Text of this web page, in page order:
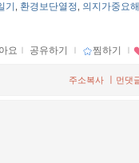
기 , 환경보단열정, 의지가중요해
요 ｌ 공유하기 ｌ 찜하기 ｌ
먼댓
주소복사